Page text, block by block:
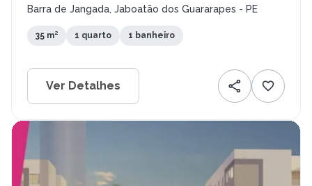
Barra de Jangada, Jaboatão dos Guararapes - PE
35 m² 1 quarto 1 banheiro
Ver Detalhes